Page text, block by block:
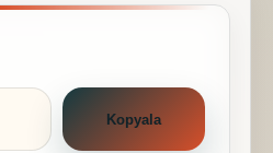
Kopyala